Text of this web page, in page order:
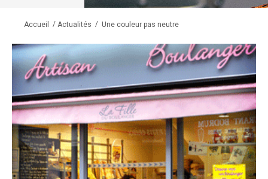
Accueil / Actualités / Une couleur pas neutre